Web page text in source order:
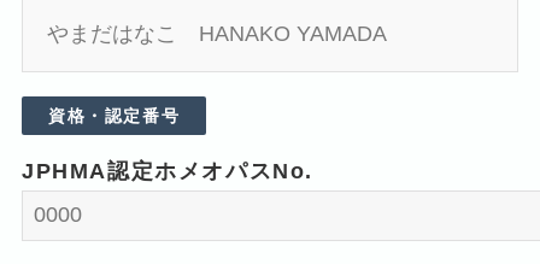
資格・認定番号
JPHMA認定ホメオパスNo.